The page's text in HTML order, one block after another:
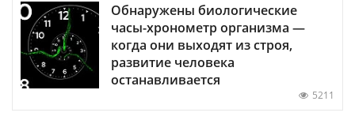
Обнаружены биологические
часы-хронометр организма —
когда они выходят из строя,
развитие человека
останавливается
5211